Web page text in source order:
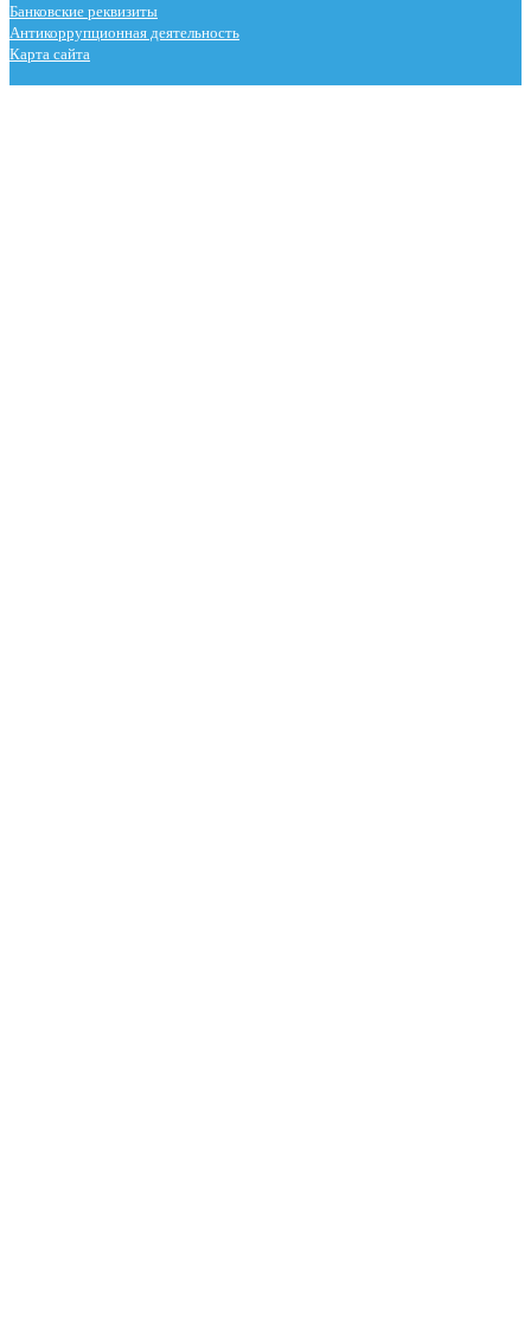
Банковские реквизиты
Антикоррупционная деятельность
Карта сайта